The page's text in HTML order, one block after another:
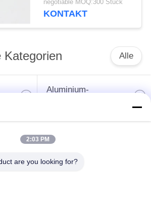
Einschließung der
negotiable MOQ:300 Stück
KONTAKT
Kategorien Alle
Aluminium-
Cnc-Drehteile
2:03 PM
are you looking for?